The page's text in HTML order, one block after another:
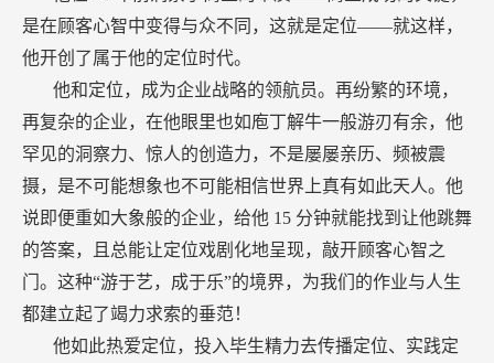
是在顾客心智中变得与众不同，这就是定位——就这样，
他开创了属于他的定位时代。
他和定位，成为企业战略的领航员。再纷繁的环境，
再复杂的企业，在他眼里也如庖丁解牛一般游刃有余，他
罕见的洞察力、惊人的创造力，不是屡屡亲历、频被震
摄，是不可能想象也不可能相信世界上真有如此天人。他
说即便重如大象般的企业，给他 15 分钟就能找到让他跳舞
的答案，且总能让定位戏剧化地呈现，敲开顾客心智之
门。这种“游于艺，成于乐”的境界，为我们的作业与人生
都建立起了竭力求索的垂范！
他如此热爱定位，投入毕生精力去传播定位、实践定